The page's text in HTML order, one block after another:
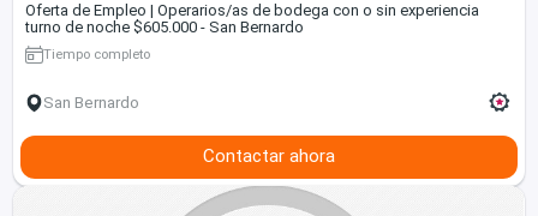
Oferta de Empleo | Operarios/as de bodega con o sin experiencia
turno de noche $605.000 - San Bernardo
Tiempo completo
San Bernardo
Contactar ahora